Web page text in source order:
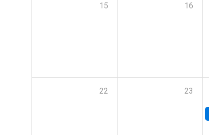
15 16
22 23